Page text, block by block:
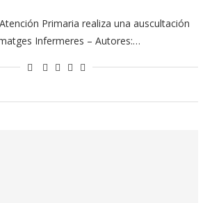
Primaria realiza una auscultación
Infermeres – Autores:…